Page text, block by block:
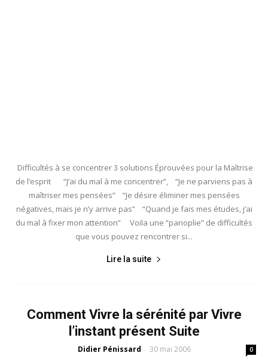
Difficultés à se concentrer 3 solutions Éprouvées pour la Maîtrise
de l’esprit “J’ai du mal à me concentrer”, “Je ne parviens pas à
maîtriser mes pensées” “Je désire éliminer mes pensées
négatives, mais je n’y arrive pas” “Quand je fais mes études, j’ai
du mal à fixer mon attention” Voila une “panoplie” de difficultés
que vous pouvez rencontrer si...
Lire la suite
Comment Vivre la sérénité par Vivre
l’instant présent Suite
Didier Pénissard - 30 mai 2006 0